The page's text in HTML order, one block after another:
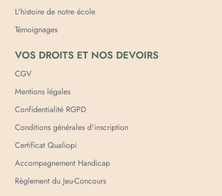
L'histoire de notre école
Témoignages
VOS DROITS ET NOS DEVOIRS
CGV
Mentions légales
Confidentialité RGPD
Conditions générales d'inscription
Certificat Qualiopi
Accompagnement Handicap
Règlement du Jeu-Concours